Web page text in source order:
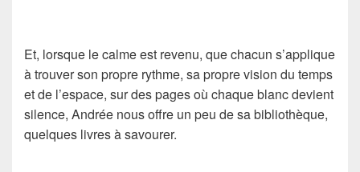
Et, lorsque le calme est revenu, que chacun s’applique
à trouver son propre rythme, sa propre vision du temps
et de l’espace, sur des pages où chaque blanc devient
silence, Andrée nous offre un peu de sa bibliothèque,
quelques livres à savourer.